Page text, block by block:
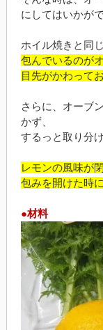
にしてはいかが
ホイル焼きと同
包んでいるのが
目先がかわって
さらに、オーブ
かず、
するっと取り分
レモンの風味が
包みを開けた時
●材料